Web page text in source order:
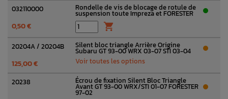
032110000 Rondelle de vis de blocage de rotule de
suspension toute Impreza et FORESTER
0,50 € 
20204A / 20204B Silent bloc triangle Arrière Origine
Subaru GT 93-00 WRX 03-07 STI 03-04
125,00 € Voir toutes les options
20238 Écrou de fixation Silent Bloc Triangle
Avant GT 93-00 WRX/STI 01-07 FORESTER
97-02